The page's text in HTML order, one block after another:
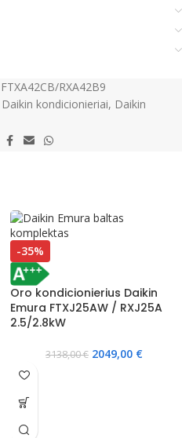
FTXA42CB/RXA42B9
Daikin kondicionieriai, Daikin
-35%
Oro kondicionierius Daikin
Emura FTXJ25AW / RXJ25A
2.5/2.8kW
3138,00€ 2049,00 €